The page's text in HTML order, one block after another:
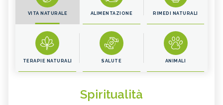
VITA NATURALE ALIMENTAZIONE RIMEDI NATURALI
TERAPIE NATURALI SALUTE ANIMALI
Spiritualità